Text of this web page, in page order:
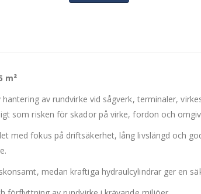
m²
av rundvirke vid sågverk, terminaler,
som risken för skador på virke, fordon och
med fokus på driftsäkerhet, lång livslängd och
medan kraftiga hydraulcylindrar ger en